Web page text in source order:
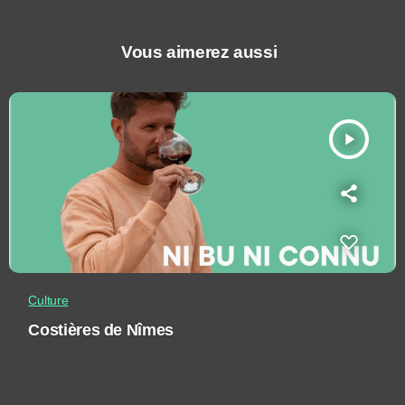
Vous aimerez aussi
play_arrow
Culture
Costières de Nîmes